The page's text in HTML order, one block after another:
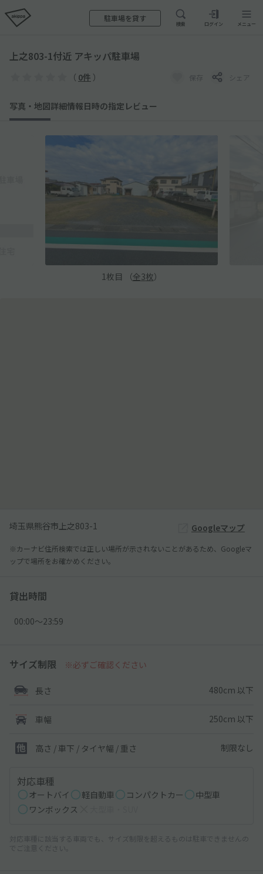
駐車場を貸す
検索 ログイン メニュー
上之803-1付近 アキッパ駐車場
（ 0件 ） 保存 シェア
写真・地図詳細情報日時の指定 レビュー
1 枚目 （全3枚）
埼玉県熊谷市上之803-1 Googleマップ
※カーナビ住所検索では正しい場所が示されないことがあるため、Googleマ
ップで場所をお確かめください。
貸出時間
00:00〜23:59
サイズ制限 ※必ずご確認ください
長さ 480cm 以下
車幅 250cm 以下
高さ / 車下 / タイヤ幅 / 重さ 制限なし
対応車種
オートバイ 軽自動車 コンパクトカー
中型車
ワンボックス
対応車種に該当する車両でも、サイズ制限を超えるものは駐車できませんの
でご注意ください。